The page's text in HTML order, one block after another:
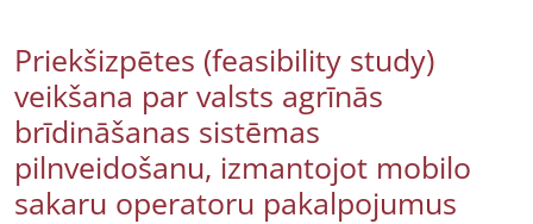
Priekšizpētes (feasibility study)
veikšana par valsts agrīnās
brīdināšanas sistēmas
pilnveidošanu, izmantojot mobilo
sakaru operatoru pakalpojumus